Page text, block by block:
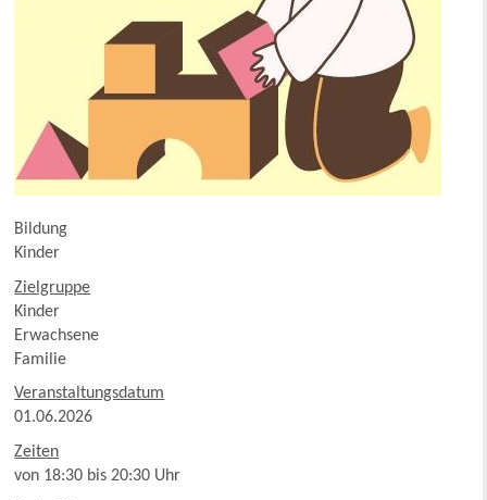
Bildung
Kinder
Zielgruppe
Kinder
Erwachsene
Familie
Veranstaltungsdatum
01.06.2026
Zeiten
von 18:30 bis 20:30 Uhr